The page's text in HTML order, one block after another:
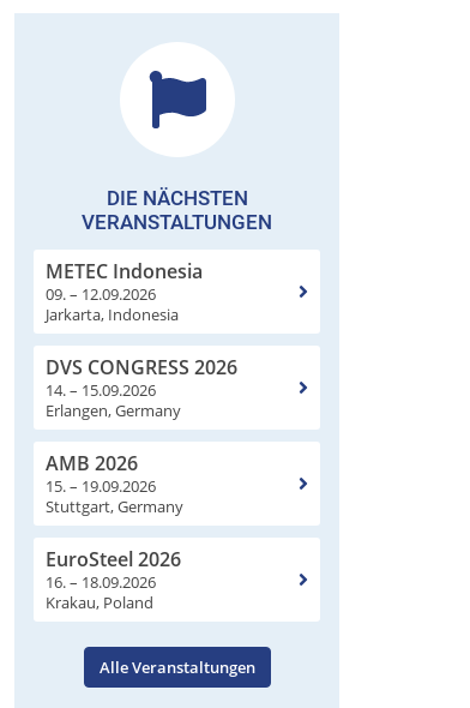
DIE NÄCHSTEN
VERANSTALTUNGEN
METEC Indonesia
09. – 12.09.2026
Jarkarta, Indonesia
DVS CONGRESS 2026
14. – 15.09.2026
Erlangen, Germany
AMB 2026
15. – 19.09.2026
Stuttgart, Germany
EuroSteel 2026
16. – 18.09.2026
Krakau, Poland
Alle Veranstaltungen